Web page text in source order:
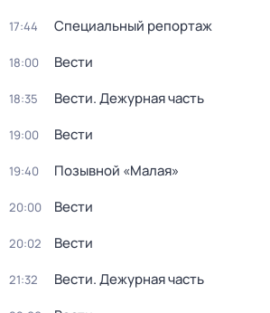
17:44 Специальный репортаж
18:00 Вести
18:35 Вести. Дежурная часть
19:00 Вести
19:40 Позывной «Малая»
20:00 Вести
20:02 Вести
21:32 Вести. Дежурная часть